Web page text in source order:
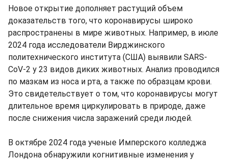
Новое открытие дополняет растущий объем
доказательств того, что коронавирусы широко
распространены в мире животных. Например, в июле
2024 года исследователи Вирджинского
политехнического института (США) выявили SARS-
CoV-2 у 23 видов диких животных. Анализ проводился
по мазкам из носа и рта, а также по образцам крови.
Это свидетельствует о том, что коронавирусы могут
длительное время циркулировать в природе, даже
после снижения числа заражений среди людей.
В октябре 2024 года ученые Имперского колледжа
Лондона обнаружили когнитивные изменения у